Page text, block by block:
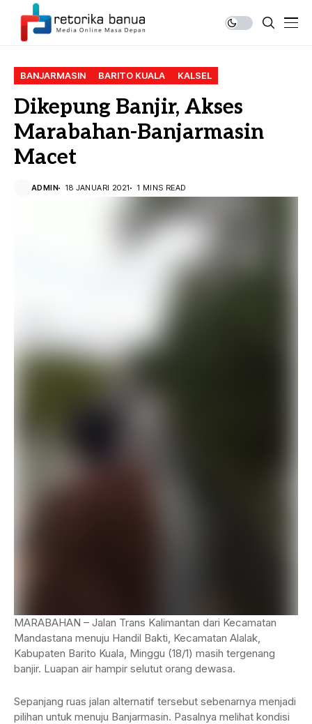
BANJARMASIN BARITO KUALA KALSEL
Dikepung Banjir, Akses
Marabahan-Banjarmasin
Macet
ADMIN 18 JANUARI 2021 1 MINS READ
MARABAHAN – Jalan Trans Kalimantan dari Kecamatan
Mandastana menuju Handil Bakti, Kecamatan Alalak,
Kabupaten Barito Kuala, Minggu (18/1) masih tergenang
banjir. Luapan air hampir selutut orang dewasa.
Sepanjang ruas jalan alternatif tersebut sebenarnya menjadi
pilihan untuk menuju Banjarmasin. Pasalnya melihat kondisi